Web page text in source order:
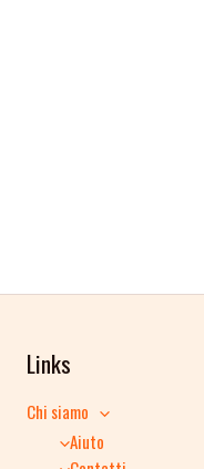
Links
Chi siamo
Aiuto